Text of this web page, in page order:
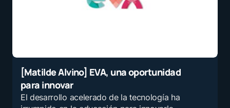
[Matilde Alvino] EVA, una oportunidad
para innovar
El desarrollo acelerado de la tecnología ha